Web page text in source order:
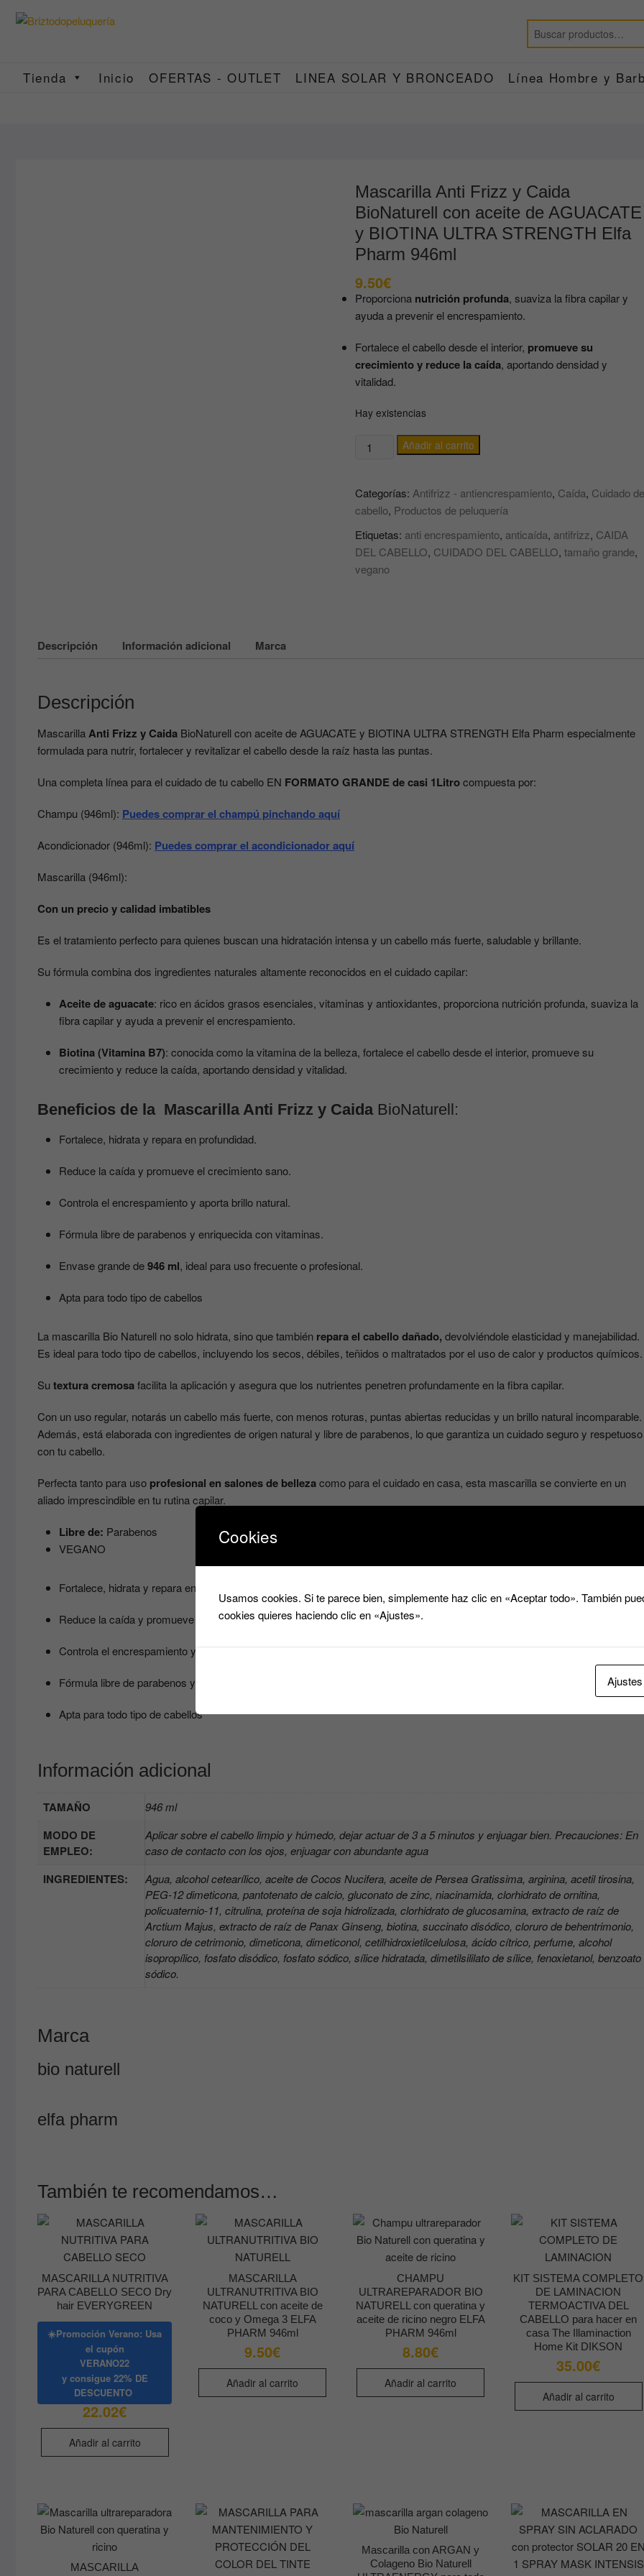
Tienda Inicio OFERTAS - OUTLET LINEA SOLAR Y BRONCEADO Línea Hombre y
Mascarilla Anti Frizz y Caida
BioNaturell con aceite de AGUACATE
y BIOTINA ULTRA STRENGTH Elfa
Pharm 946ml
9.50€
Proporciona nutrición profunda, suaviza la fibra capilar y
ayuda a prevenir el encrespamiento.
Fortalece el cabello desde el interior, promueve su
crecimiento y reduce la caída, aportando densidad y
vitalidad.
Hay existencias
Mascarilla
y
Caida
BioNaturell
con
cantidad
Añadir al carrito
Categorías: Antifrizz - antiencrespamiento, Caída, Cuidado
cabello, Productos de peluquería
Etiquetas: anti encrespamiento, anticaída, antifrizz, CAIDA
DEL CABELLO, CUIDADO DEL CABELLO, tamaño grande,
vegano
Descripción Información adicional Marca
Descripción
MascarillaAnti Frizz y Caida BioNaturell con aceite de AGUACATE y BIOTINA ULTRA STRENGTH Elfa Pharm especialmente
formulada para nutrir, fortalecer y revitalizar el cabello desde la raíz hasta las puntas.
Una completa línea para el cuidado de tu cabello EN FORMATO GRANDE de casi 1Litrocompuesta por:
Champu (946ml): Puedes comprar el champú pinchando aquí
Acondicionador (946ml): Puedes comprar el acondicionador aquí
Mascarilla (946ml):
Con un precio y calidad imbatibles
Es el tratamiento perfecto para quienes buscan una hidratación intensa y un cabello más fuerte, saludable y brillante.
Su fórmula combina dos ingredientes naturales altamente reconocidos en el cuidado capilar:
Aceite de aguacate: rico en ácidos grasos esenciales, vitaminas y antioxidantes, proporciona nutrición profunda, suaviza la
fibra capilar y ayuda a prevenir el encrespamiento.
Biotina (Vitamina B7): conocida como la vitamina de la belleza, fortalece el cabello desde el interior, promueve su
crecimiento y reduce la caída, aportando densidad y vitalidad.
Beneficios de la Mascarilla Anti Frizz y CaidaBioNaturell:
Fortalece, hidrata y repara en profundidad.
Reduce la caída y promueve el crecimiento sano.
Controla el encrespamiento y aporta brillo natural.
Fórmula libre de parabenos y enriquecida con vitaminas.
Envase grande de946 ml, ideal para uso frecuente o profesional.
Apta para todo tipo de cabellos
La mascarilla Bio Naturell no solo hidrata, sino que también repara el cabello dañado, devolviéndole elasticidad y manejabilidad.
Es ideal para todo tipo de cabellos, incluyendo los secos, débiles, teñidos o maltratados por el uso de calor y productos químicos.
Su textura cremosafacilita la aplicación y asegura que los nutrientes penetren profundamente en la fibra capilar.
Con un uso regular, notarás un cabello más fuerte, con menos roturas, puntas abiertas reducidas y un brillo natural incomparable.
Además, está elaborada con ingredientes de origen natural y libre de parabenos, lo que garantiza un cuidado seguro y respetuoso
con tu cabello.
Perfecta tanto para uso profesional en salones de bellezacomo para el cuidado en casa, esta mascarilla se convierte en un
aliado imprescindible en tu rutina capilar.
Libre de: Parabenos
VEGANO
Fortalece, hidrata y repara en profundidad.
Reduce la caída y promueve el crecimiento sano.
Controla el encrespamiento y aporta brillo natural.
Fórmula libre de parabenos y enriquecida con vitaminas.
Apta para todo tipo de cabellos
Información adicional
TAMAÑO 946 ml
MODO DE
EMPLEO:
Aplicar sobre el cabello limpio y húmedo, dejar actuar de 3 a 5 minutos y enjuagar bien. Precauciones: En
caso de contacto con los ojos, enjuagar con abundante agua
INGREDIENTES:
Agua, alcohol cetearílico, aceite de Cocos Nucifera, aceite de Persea Gratissima, arginina, acetil tirosina,
PEG-12 dimeticona, pantotenato de calcio, gluconato de zinc, niacinamida, clorhidrato de ornitina,
policuaternio-11, citrulina, proteína de soja hidrolizada, clorhidrato de glucosamina, extracto de raíz de
Arctium Majus, extracto de raíz de Panax Ginseng, biotina, succinato disódico, cloruro de behentrimonio,
cloruro de cetrimonio, dimeticona, dimeticonol, cetilhidroxietilcelulosa, ácido cítrico, perfume, alcohol
isopropílico, fosfato disódico, fosfato sódico, sílice hidratada, dimetilsililato de sílice, fenoxietanol, benzoato
sódico.
Marca
bio naturell
elfa pharm
También te recomendamos…
MASCARILLA NUTRITIVA
PARA CABELLO SECO Dry
hair EVERYGREEN
☀️Promoción Verano: Usa
el cupón
VERANO22
y consigue22% DE
DESCUENTO
22.02€
Añadir al carrito
MASCARILLA
ULTRANUTRITIVA BIO
NATURELL con aceite de
coco y Omega 3 ELFA
PHARM 946ml
9.50€
Añadir al carrito
CHAMPU
ULTRAREPARADOR BIO
NATURELL con queratina y
aceite de ricino negro ELFA
PHARM 946ml
8.80€
Añadir al carrito
KIT SISTEMA COMPLETO
DE LAMINACION
TERMOACTIVA DEL
CABELLO para hacer en
casa The Illaminaction
Home Kit DIKSON
35.00€
Añadir al carrito
MASCARILLA
Mascarilla con ARGAN y
Colageno Bio Naturell
Cookies
Usamos cookies. Si te parece bien, simplemente haz clic en «Aceptar todo». También
cookies quieres haciendo clic en «Ajustes».
Ajustes